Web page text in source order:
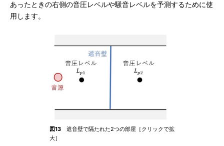
あったときの右側の音圧レベルや騒音レベルを予測するために使
用します。
図13 遮音壁で隔たれた2つの部屋［クリックで拡
大］